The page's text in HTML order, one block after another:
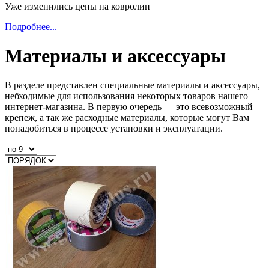
Уже изменились цены на ковролин
Подробнее...
Материалы и аксессуары
В разделе представлен специальные материалы и аксессуары,
небходимые для использования некоторых товаров нашего
интернет-магазина. В первую очередь — это всевозможный
крепеж, а так же расходные материалы, которые могут Вам
понадобиться в процессе установки и эксплуатации.